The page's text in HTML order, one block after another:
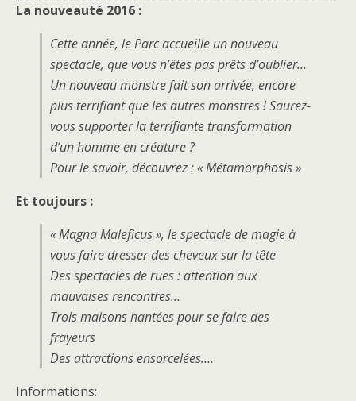
La nouveauté 2016 :
Cette année, le Parc accueille un nouveau
spectacle, que vous n’êtes pas prêts d’oublier…
Un nouveau monstre fait son arrivée, encore
plus terrifiant que les autres monstres ! Saurez-
vous supporter la terrifiante transformation
d’un homme en créature ?
Pour le savoir, découvrez : « Métamorphosis »
Et toujours :
« Magna Maleficus », le spectacle de magie à
vous faire dresser des cheveux sur la tête
Des spectacles de rues : attention aux
mauvaises rencontres…
Trois maisons hantées pour se faire des
frayeurs
Des attractions ensorcelées….
Informations: